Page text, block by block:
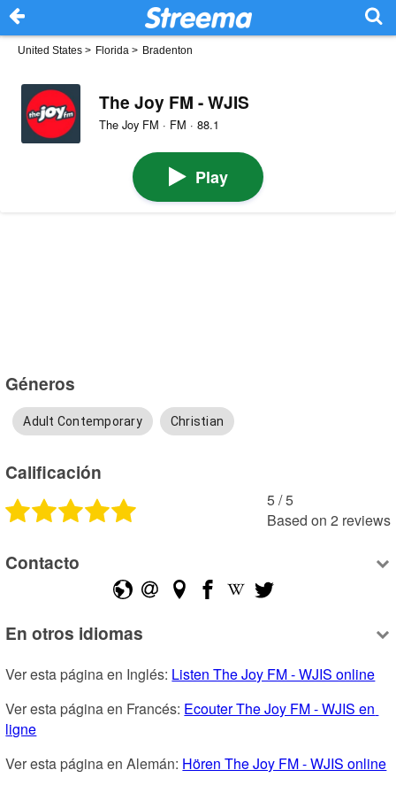
United States > Florida > Bradenton
The Joy FM - WJIS
The Joy FM · FM · 88.1
Play
Géneros
Adult Contemporary Christian
Calificación
5 /5
Based on 2 reviews
Contacto
En otros idiomas
Ver esta página en Inglés: Listen The Joy FM - WJIS online
Ver esta página en Francés: Ecouter The Joy FM - WJIS en
ligne
Ver esta página en Alemán: Hören The Joy FM - WJIS online